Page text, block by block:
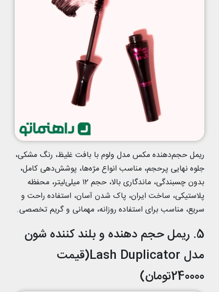
ریمل حجم‌دهنده مکس مدل ولوم با بافت غلیظ، رنگ مشکی،
جلوه نهایی پرحجم، مناسب انواع مژه‌ها، پوشش‌دهی کامل،
بدون چسبندگی، ماندگاری بالا، حجم ۱۲ میلی‌لیتر، محفظه
پلاستیکی، ساخت ایران، پاک شدن آسان، استفاده راحت و
سریع، مناسب برای استفاده روزانه، مهمانی و گریم تخصصی.
5. ریمل حجم دهنده و بلند کننده شون
مدل Lash Duplicator(قیمت
240000تومان)